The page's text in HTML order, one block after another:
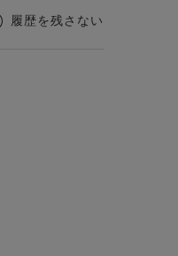
履歴を残さない